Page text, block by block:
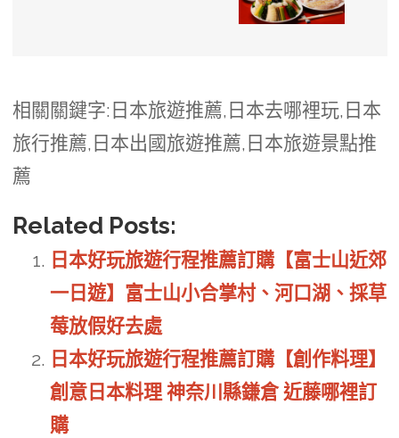
相關關鍵字:日本旅遊推薦,日本去哪裡玩,日本
旅行推薦,日本出國旅遊推薦,日本旅遊景點推
薦
Related Posts:
日本好玩旅遊行程推薦訂購【富士山近郊
一日遊】富士山小合掌村、河口湖、採草
莓放假好去處
日本好玩旅遊行程推薦訂購【創作料理】
創意日本料理 神奈川縣鎌倉 近藤哪裡訂
購